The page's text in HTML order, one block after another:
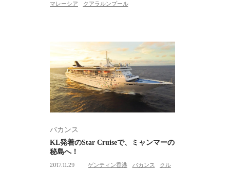
マレーシア
クアラルンプール
バカンス
KL発着のStar Cruiseで、ミャンマーの
秘島へ！
2017.11.29 ゲンティン香港 バカンス
クル